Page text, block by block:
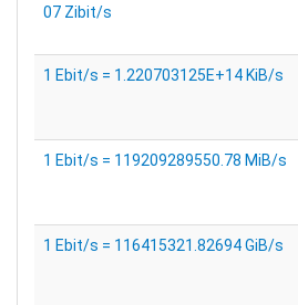
07 Zibit/s
1 Ebit/s = 1.220703125E+14 KiB/s
1 Ebit/s = 119209289550.78 MiB/s
1 Ebit/s = 116415321.82694 GiB/s